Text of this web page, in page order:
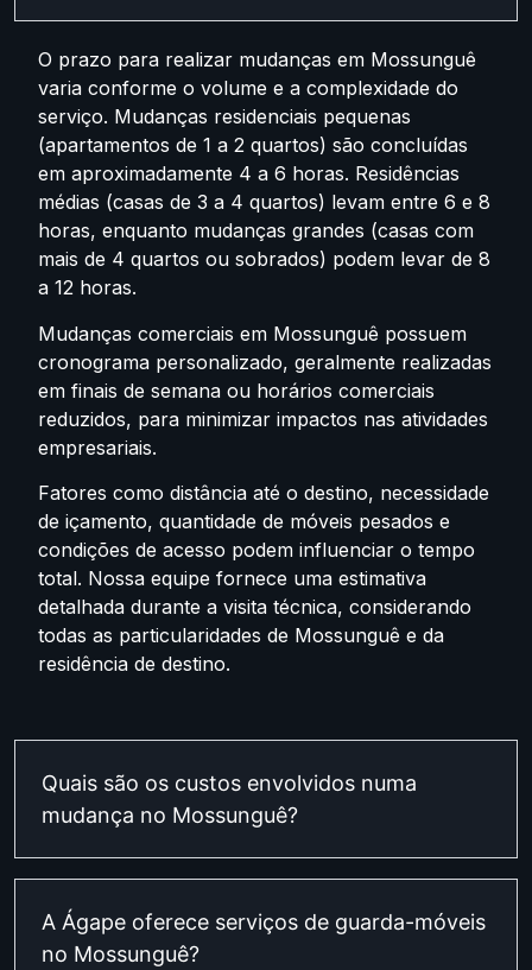
O prazo para realizar mudanças em Mossunguê
varia conforme o volume e a complexidade do
serviço. Mudanças residenciais pequenas
(apartamentos de 1 a 2 quartos) são concluídas
em aproximadamente 4 a 6 horas. Residências
médias (casas de 3 a 4 quartos) levam entre 6 e 8
horas, enquanto mudanças grandes (casas com
mais de 4 quartos ou sobrados) podem levar de 8
a 12 horas.
Mudanças comerciais em Mossunguê possuem
cronograma personalizado, geralmente realizadas
em finais de semana ou horários comerciais
reduzidos, para minimizar impactos nas atividades
empresariais.
Fatores como distância até o destino, necessidade
de içamento, quantidade de móveis pesados e
condições de acesso podem influenciar o tempo
total. Nossa equipe fornece uma estimativa
detalhada durante a visita técnica, considerando
todas as particularidades de Mossunguê e da
residência de destino.
Quais são os custos envolvidos numa
mudança no Mossunguê?
A Ágape oferece serviços de guarda-móveis
no Mossunguê?